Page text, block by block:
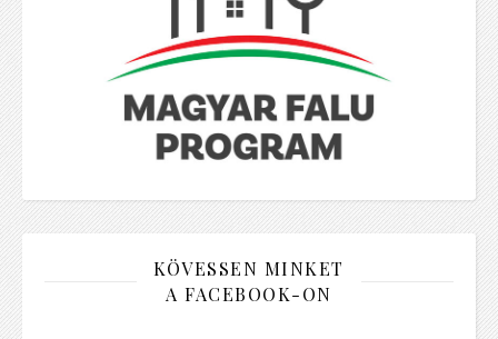
KÖVESSEN MINKET
A FACEBOOK-ON